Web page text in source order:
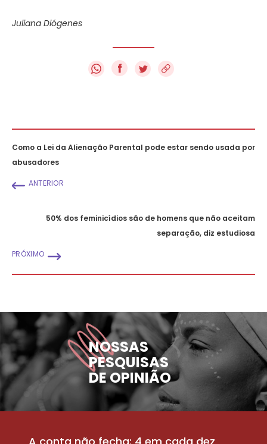
Juliana Diógenes
f
Como a Lei da Alienação Parental pode estar sendo usada por
abusadores
ANTERIOR
50% dos feminicídios são de homens que não aceitam
separação, diz estudiosa
PRÓXIMO
NOSSAS
PESQUISAS
DE OPINIÃO